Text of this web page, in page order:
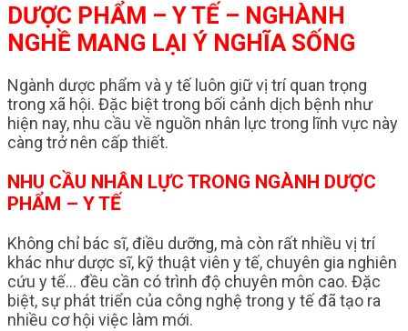
DƯỢC PHẨM – Y TẾ – NGHÀNH
NGHỀ MANG LẠI Ý NGHĨA SỐNG
Ngành dược phẩm và y tế luôn giữ vị trí quan trọng
trong xã hội. Đặc biệt trong bối cảnh dịch bệnh như
hiện nay, nhu cầu về nguồn nhân lực trong lĩnh vực này
càng trở nên cấp thiết.
NHU CẦU NHÂN LỰC TRONG NGÀNH DƯỢC
PHẨM – Y TẾ
Không chỉ bác sĩ, điều dưỡng, mà còn rất nhiều vị trí
khác như dược sĩ, kỹ thuật viên y tế, chuyên gia nghiên
cứu y tế… đều cần có trình độ chuyên môn cao. Đặc
biệt, sự phát triển của công nghệ trong y tế đã tạo ra
nhiều cơ hội việc làm mới.